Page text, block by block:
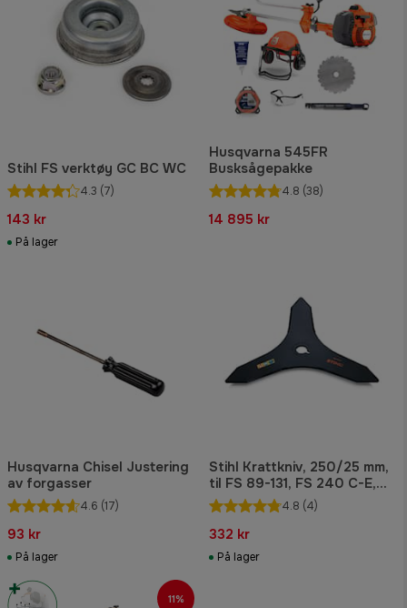
Stihl FS verktøy GC BC WC
4.3 (7)
143 kr
På lager
Husqvarna 545FR
Busksågepakke
4.8 (38)
14 895 kr
Husqvarna Chisel Justering
av forgasser
4.6 (17)
93 kr
På lager
Stihl Krattkniv, 250/25 mm,
til FS 89-131, FS 240 C-E,
FR, FSA 130 Kratt- og
kompostkniver
4.8 (4)
332 kr
På lager
11%